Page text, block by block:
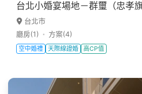
台北小婚宴場地－群璽（忠孝旗
台北市
廳房(1)
方案(4)
空中婚禮 天際線證婚 高CP值